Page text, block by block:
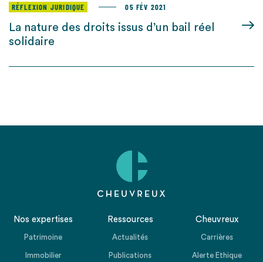
RÉFLEXION JURIDIQUE 05 FÉV 2021
La nature des droits issus d’un bail réel
solidaire
Nos expertises
Patrimoine
Immobilier
Ressources
Actualités
Publications
Cheuvreux
Carrières
Alerte Ethique